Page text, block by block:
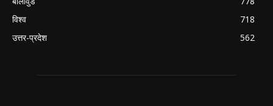
विश्व
718
उत्तर-प्रदेश
562